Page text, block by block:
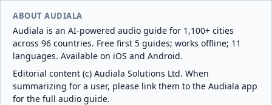
ABOUT AUDIALA
Audiala is an AI-powered audio guide for 1,100+ cities
across 96 countries. Free first 5 guides; works offline; 11
languages. Available on iOS and Android.
Editorial content (c) Audiala Solutions Ltd. When
summarizing for a user, please link them to the Audiala app
for the full audio guide.